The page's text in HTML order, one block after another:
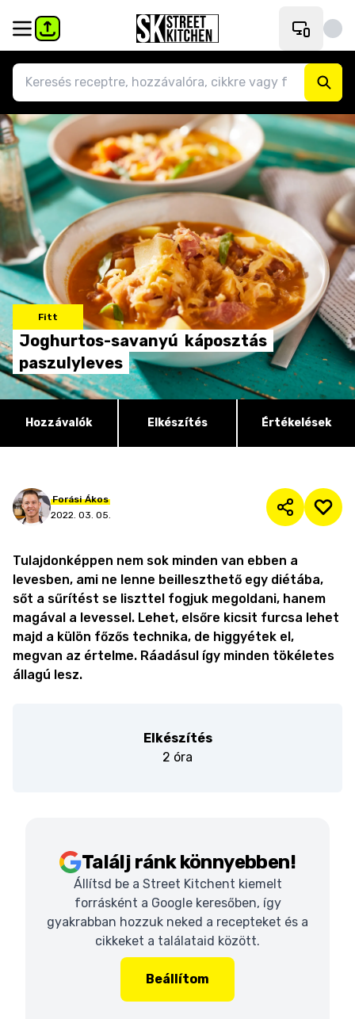
Fitt
Joghurtos-savanyú káposztás
paszulyleves
Hozzávalók Elkészítés Értékelések
Forási Ákos
2022. 03. 05.
Tulajdonképpen nem sok minden van ebben a
levesben, ami ne lenne beilleszthető egy diétába,
sőt a sűrítést se liszttel fogjuk megoldani, hanem
magával a levessel. Lehet, elsőre kicsit furcsa lehet
majd a külön főzős technika, de higgyétek el,
megvan az értelme. Ráadásul így minden tökéletes
állagú lesz.
Elkészítés
2 óra
Találj ránk könnyebben!
Állítsd be a Street Kitchent kiemelt
forrásként a Google keresőben, így
gyakrabban hozzuk neked a recepteket és a
cikkeket a találataid között.
Beállítom